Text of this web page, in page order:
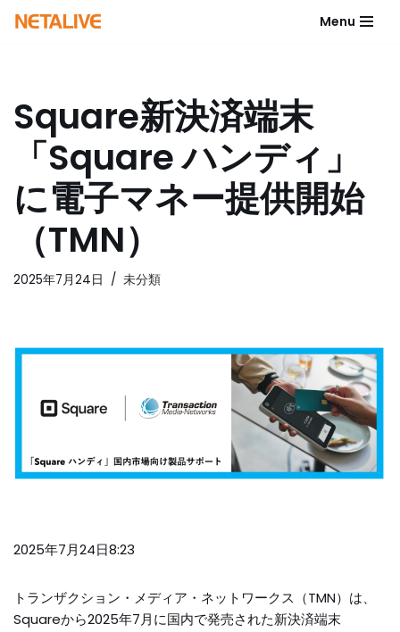
ン
ツ
キ
ッ
Menu
Square新決済端末
「Square ハンディ」
に電子マネー提供開始
（TMN）
2025年7月24日 未分類
2025年7月24日8:23
トランザクション・メディア・ネットワークス（TMN）は、
Squareから2025年7月に国内で発売された新決済端末